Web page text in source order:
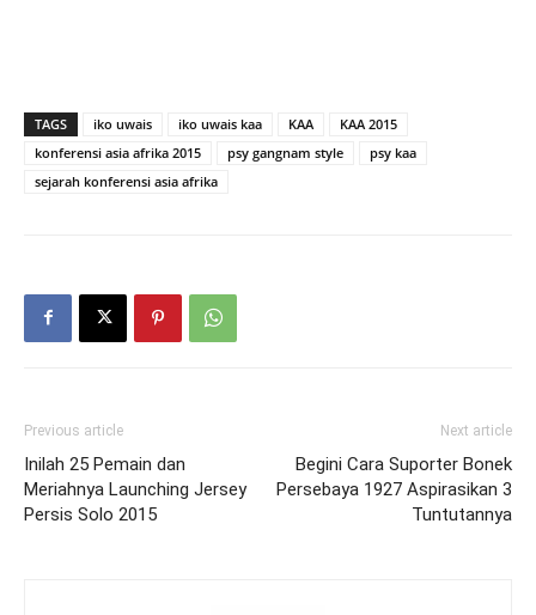
TAGS iko uwais iko uwais kaa KAA
KAA 2015
konferensi asia afrika 2015
psy gangnam style
psy kaa
sejarah konferensi asia afrika
Previous article
Inilah 25 Pemain dan
Meriahnya Launching Jersey
Persis Solo 2015
Next article
Begini Cara Suporter Bonek
Persebaya 1927 Aspirasikan 3
Tuntutannya